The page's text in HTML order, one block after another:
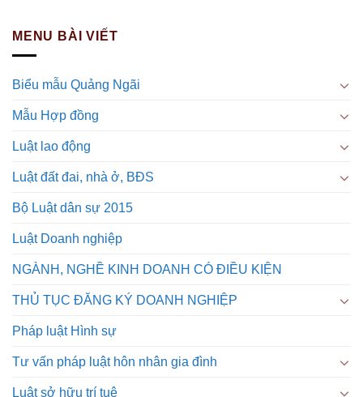
MENU BÀI VIẾT
Biểu mẫu Quảng Ngãi
Mẫu Hợp đồng
Luật lao động
Luật đất đai, nhà ở, BĐS
Bộ Luật dân sự 2015
Luật Doanh nghiệp
NGÀNH, NGHỀ KINH DOANH CÓ ĐIỀU KIỆN
THỦ TỤC ĐĂNG KÝ DOANH NGHIỆP
Pháp luật Hình sự
Tư vấn pháp luật hôn nhân gia đình
Luật sở hữu trí tuệ